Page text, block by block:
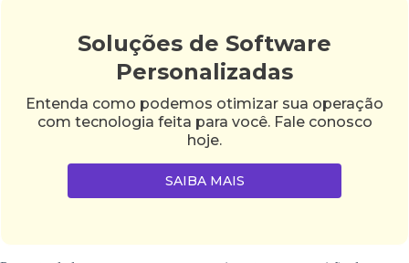
Soluções de Software
Personalizadas
Entenda como podemos otimizar sua operação
com tecnologia feita para você. Fale conosco
hoje.
SAIBA MAIS